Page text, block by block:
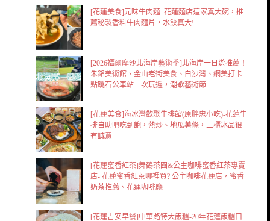
[花蓮美食]元味牛肉麵: 花蓮麵店這家真大碗，推
薦秘製香料牛肉麵片，水餃真大!
[2026福爾摩沙北海岸藝術季]北海岸一日遊推薦！
朱銘美術館、金山老街美食、白沙灣、網美打卡
點跳石公車站一次玩遍，潮歌藝術節
[花蓮美食]海冰灣歡聚牛排館(原胖忠小吃)-花蓮牛
排自助吧吃到飽，熱炒、地瓜薯條，三櫃冰品很
有誠意
[花蓮蜜香紅茶]舞鶴茶園&公主咖啡蜜香紅茶專賣
店- 花蓮蜜香紅茶哪裡買? 公主咖啡花蓮店，蜜香
奶茶推薦、花蓮咖啡廳
[花蓮吉安早餐]中華路特大飯糰-20年花蓮飯糰口